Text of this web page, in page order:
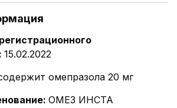
: 15.02.2022
омепразола 20 мг
: ОМЕЗ ИНСТА